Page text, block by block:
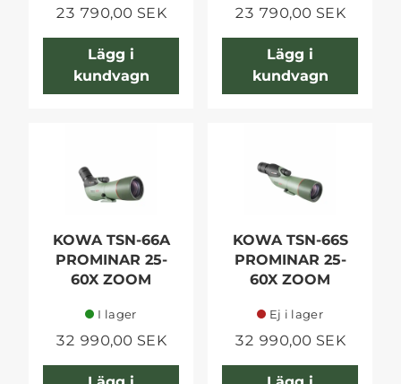
23 790,00 SEK
Lägg i
kundvagn
23 790,00 SEK
Lägg i
kundvagn
KOWA TSN-66A
PROMINAR 25-
60X ZOOM
I lager
32 990,00 SEK
KOWA TSN-66S
PROMINAR 25-
60X ZOOM
Ej i lager
32 990,00 SEK